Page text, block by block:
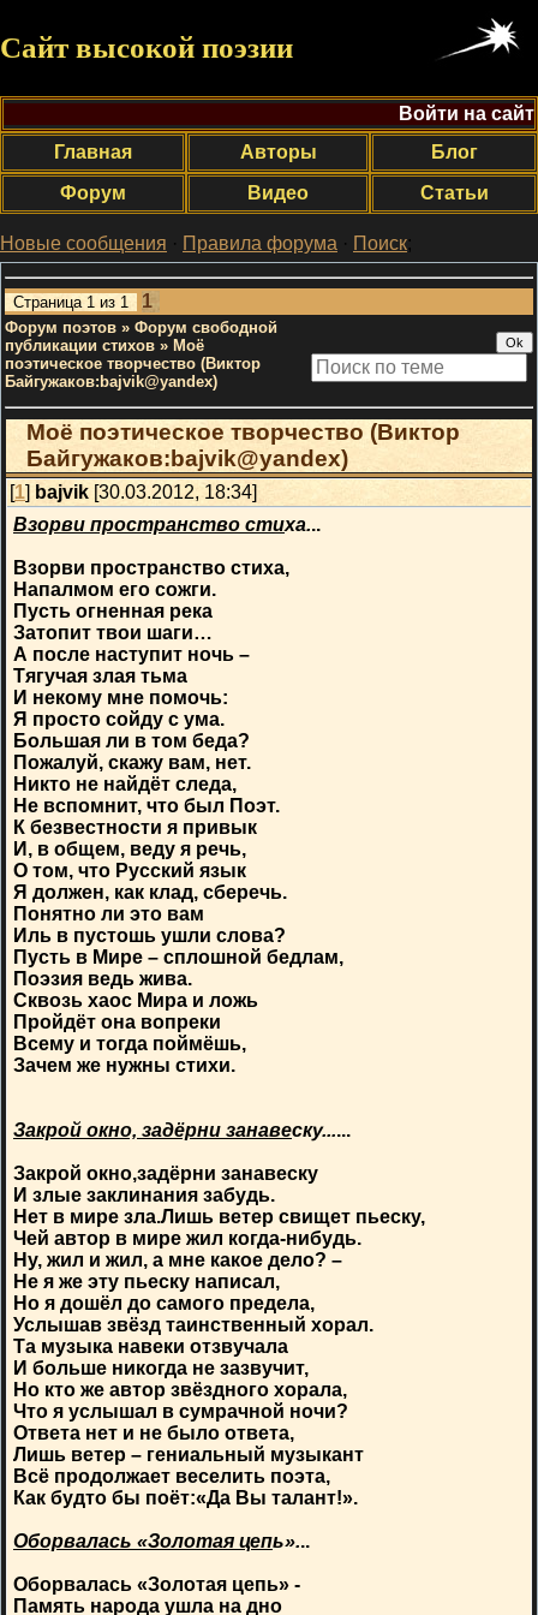
Сайт высокой поэзии
Войти на сайт
Главная
Авторы
Блог
Форум
Видео Статьи
Новые сообщения · Правила форума · Поиск;
Страница 1 из 1 1
Форум поэтов » Форум свободной
публикации стихов » Моё
поэтическое творчество (Виктор
Байгужаков:bajvik@yandex)
Моё поэтическое творчество (Виктор
Байгужаков:bajvik@yandex)
[1] bajvik [30.03.2012, 18:34]
Взорви пространство стиха...
Взорви пространство стиха,
Напалмом его сожги.
Пусть огненная река
Затопит твои шаги…
А после наступит ночь –
Тягучая злая тьма
И некому мне помочь:
Я просто сойду с ума.
Большая ли в том беда?
Пожалуй, скажу вам, нет.
Никто не найдёт следа,
Не вспомнит, что был Поэт.
К безвестности я привык
И, в общем, веду я речь,
О том, что Русский язык
Я должен, как клад, сберечь.
Понятно ли это вам
Иль в пустошь ушли слова?
Пусть в Мире – сплошной бедлам,
Поэзия ведь жива.
Сквозь хаос Мира и ложь
Пройдёт она вопреки
Всему и тогда поймёшь,
Зачем же нужны стихи.
Закрой окно, задёрни занавеску......
Закрой окно,задёрни занавеску
И злые заклинания забудь.
Нет в мире зла.Лишь ветер свищет пьеску,
Чей автор в мире жил когда-нибудь.
Ну, жил и жил, а мне какое дело? –
Не я же эту пьеску написал,
Но я дошёл до самого предела,
Услышав звёзд таинственный хорал.
Та музыка навеки отзвучала
И больше никогда не зазвучит,
Но кто же автор звёздного хорала,
Что я услышал в сумрачной ночи?
Ответа нет и не было ответа,
Лишь ветер – гениальный музыкант
Всё продолжает веселить поэта,
Как будто бы поёт:«Да Вы талант!».
Оборвалась «Золотая цепь»...
Оборвалась «Золотая цепь» -
Память народа ушла на дно